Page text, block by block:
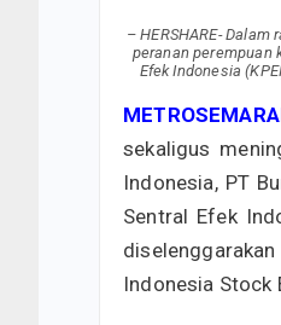
– HERSHARE-
peranan perempuan
Efek Indonesia
sekaligus
Indonesia, PT
Sentral Efek
Indonesia Stock